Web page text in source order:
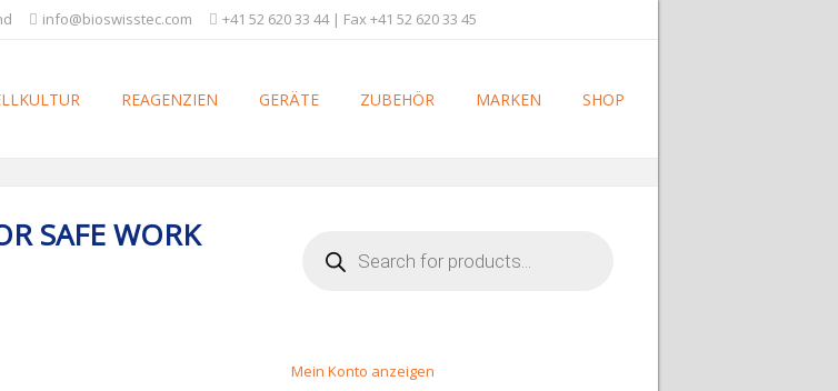
info@bioswisstec.com +41 52 620 33 44 | Fax +41 52 620 33 45
REAGENZIEN GERÄTE ZUBEHÖR MARKEN SHOP
SAFE WORK search
Mein Konto anzeigen